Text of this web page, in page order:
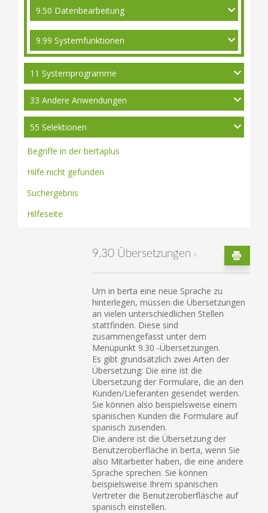
9.50 Datenbearbeitung
9.99 Systemfunktionen
11 Systemprogramme
33 Andere Anwendungen
55 Selektionen
Begriffe in der bertaplus
Hilfe nicht gefunden
Suchergebnis
Hilfeseite
9.30 Übersetzungen #
Um in berta eine neue Sprache zu
hinterlegen, müssen die Übersetzungen
an vielen unterschiedlichen Stellen
stattfinden. Diese sind
zusammengefasst unter dem
Menüpunkt 9.30 -Übersetzungen.
Es gibt grundsätzlich zwei Arten der
Übersetzung: Die eine ist die
Übersetzung der Formulare, die an den
Kunden/Lieferanten gesendet werden.
Sie können also beispielsweise einem
spanischen Kunden die Formulare auf
spanisch zusenden.
Die andere ist die Übersetzung der
Benutzeroberfläche in berta, wenn Sie
also Mitarbeiter haben, die eine andere
Sprache sprechen. Sie können
beispielsweise Ihrem spanischen
Vertreter die Benutzeroberfläsche auf
spanisch einstellen.